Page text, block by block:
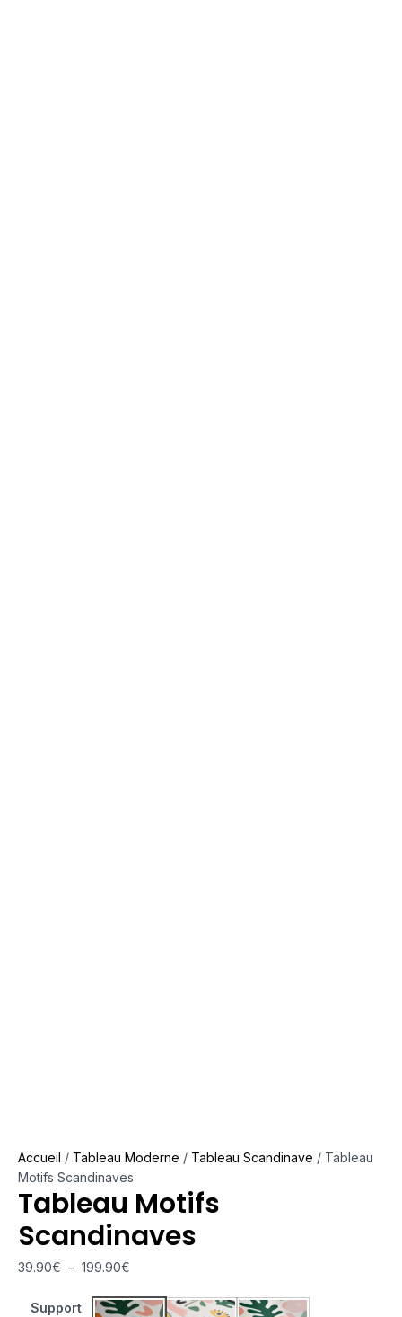
Accueil / Tableau Moderne / Tableau Scandinave / Tableau
Motifs Scandinaves
Tableau Motifs
Scandinaves
39.90€ – 199.90€
Support